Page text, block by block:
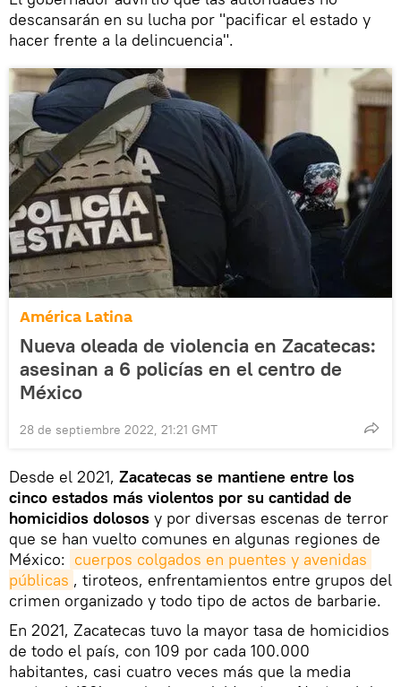
descansarán en su lucha por "pacificar el estado y
hacer frente a la delincuencia".
América Latina
Nueva oleada de violencia en Zacatecas:
asesinan a 6 policías en el centro de
México
28 de septiembre 2022, 21:21 GMT
Desde el 2021, Zacatecas se mantiene entre los
cinco estados más violentos por su cantidad de
homicidios dolosos y por diversas escenas de terror
que se han vuelto comunes en algunas regiones de
México: cuerpos colgados en puentes y avenidas
públicas , tiroteos, enfrentamientos entre grupos del
crimen organizado y todo tipo de actos de barbarie.
En 2021, Zacatecas tuvo la mayor tasa de homicidios
de todo el país, con 109 por cada 100.000
habitantes, casi cuatro veces más que la media